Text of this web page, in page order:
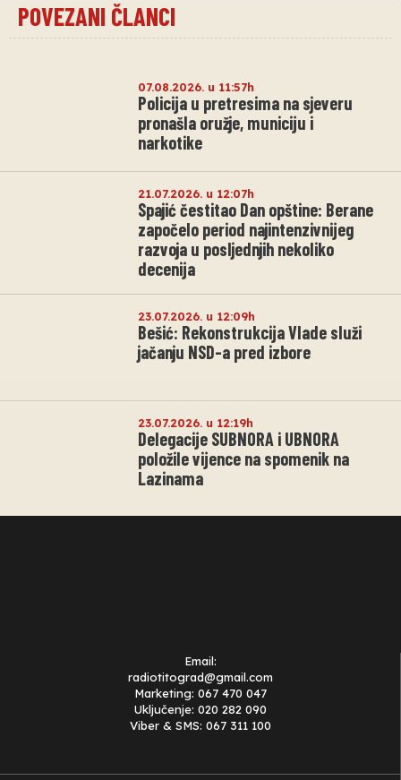
POVEZANI ČLANCI
07.08.2026. u 11:57h
Policija u pretresima na sjeveru
pronašla oružje, municiju i
narkotike
21.07.2026. u 12:07h
Spajić čestitao Dan opštine: Berane
započelo period najintenzivnijeg
razvoja u posljednjih nekoliko
decenija
23.07.2026. u 12:09h
Bešić: Rekonstrukcija Vlade služi
jačanju NSD-a pred izbore
23.07.2026. u 12:19h
Delegacije SUBNORA i UBNORA
položile vijence na spomenik na
Lazinama
Email:
radiotitograd@gmail.com
Marketing: 067 470 047
Uključenje: 020 282 090
Viber & SMS: 067 311 100